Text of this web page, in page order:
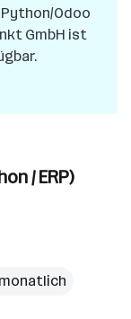
Odoo
GmbH ist
/ ERP)